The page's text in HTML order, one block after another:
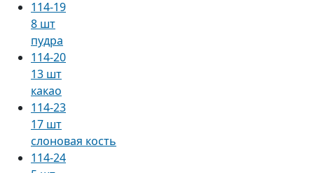
114-19
8 шт
пудра
114-20
13 шт
какао
114-23
17 шт
слоновая кость
114-24